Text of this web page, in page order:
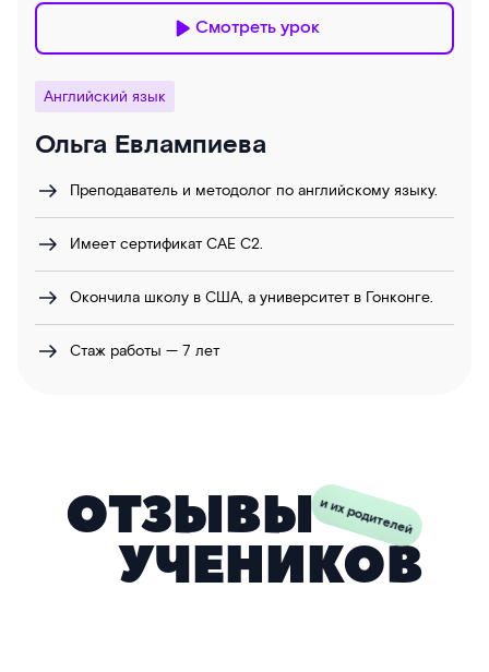
Английский язык
Ольга Евлампиева
Преподаватель и методолог по английскому языку.
Имеет сертификат САЕ С2.
Окончила школу в США, а университет в Гонконге.
Стаж работы — 7 лет
Смотреть урок
и их родителей
ОТЗЫВЫ
УЧЕНИКОВ